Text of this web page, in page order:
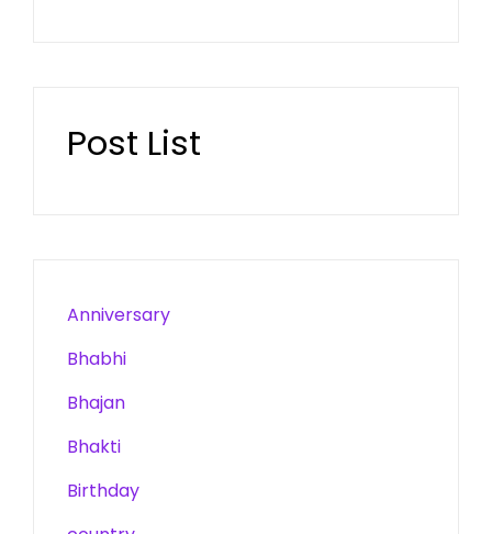
Post List
Anniversary
Bhabhi
Bhajan
Bhakti
Birthday